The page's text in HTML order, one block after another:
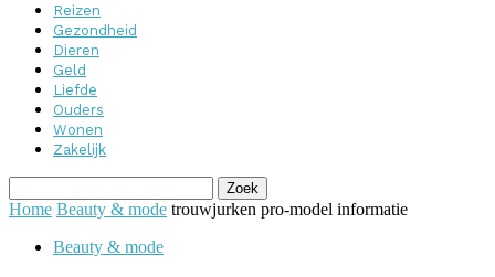
Reizen
Gezondheid
Dieren
Geld
Liefde
Ouders
Wonen
Zakelijk
Home Beauty & mode trouwjurken pro-model informatie
Beauty & mode